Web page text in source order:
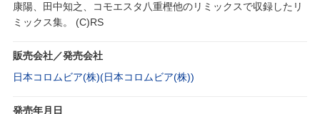
康陽、田中知之、コモエスタ八重樫他のリミックスで収録したリ
ミックス集。 (C)RS
販売会社／発売会社
日本コロムビア(株)(日本コロムビア(株))
発売年月日